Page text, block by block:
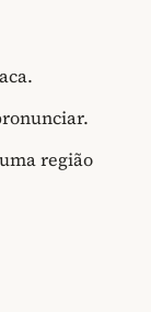
região